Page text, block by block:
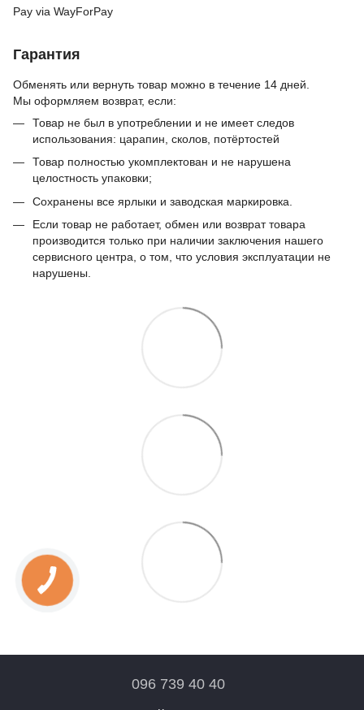
Pay via WayForPay
Гарантия
Обменять или вернуть товар можно в течение 14 дней.
Мы оформляем возврат, если:
Товар не был в употреблении и не имеет следов
использования: царапин, сколов, потёртостей
Товар полностью укомплектован и не нарушена
целостность упаковки;
Сохранены все ярлыки и заводская маркировка.
Если товар не работает, обмен или возврат товара
производится только при наличии заключения нашего
сервисного центра, о том, что условия эксплуатации не
нарушены.
096 739 40 40